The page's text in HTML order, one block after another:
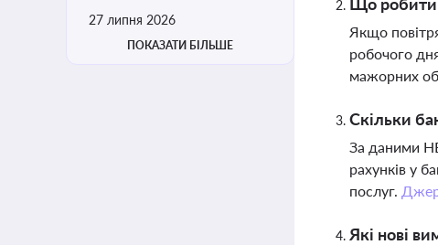
27 липня 2026
ПОКАЗАТИ БІЛЬШЕ
Якщо
робочого
мажорних
Скільки
За даними
рахунків у
послуг.
Які нові